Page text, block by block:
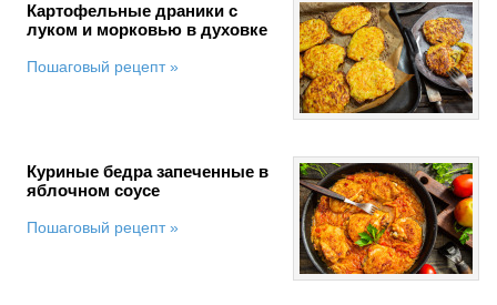
Картофельные драники с
луком и морковью в духовке
Пошаговый рецепт »
Куриные бедра запеченные в
яблочном соусе
Пошаговый рецепт »